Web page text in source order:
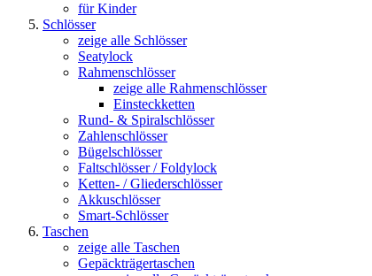
für Kinder
Schlösser
zeige alle Schlösser
Seatylock
Rahmenschlösser
zeige alle Rahmenschlösser
Einsteckketten
Rund- & Spiralschlösser
Zahlenschlösser
Bügelschlösser
Faltschlösser / Foldylock
Ketten- / Gliederschlösser
Akkuschlösser
Smart-Schlösser
Taschen
zeige alle Taschen
Gepäckträgertaschen